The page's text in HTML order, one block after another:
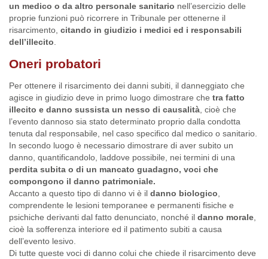
un medico o da altro personale sanitario nell’esercizio delle
proprie funzioni può ricorrere in Tribunale per ottenerne il
risarcimento, citando in giudizio i medici ed i responsabili
dell’illecito
Oneri probatori
Per ottenere il risarcimento dei danni subiti, il danneggiato che
agisce in giudizio deve in primo luogo dimostrare che tra fatto
illecito e danno sussista un nesso di causalità , cioè che
l’evento dannoso sia stato determinato proprio dalla condotta
tenuta dal responsabile, nel caso specifico dal medico o sanitario.
In secondo luogo è necessario dimostrare di aver subito un
danno, quantificandolo, laddove possibile, nei termini di una
perdita subita o di un mancato guadagno, voci che
compongono il danno patrimoniale.
Accanto a questo tipo di danno vi è il danno biologico
comprendente le lesioni temporanee e permanenti fisiche e
psichiche derivanti dal fatto denunciato, nonché il danno morale
cioè la sofferenza interiore ed il patimento subiti a causa
dell’evento lesivo.
Di tutte queste voci di danno colui che chiede il risarcimento deve